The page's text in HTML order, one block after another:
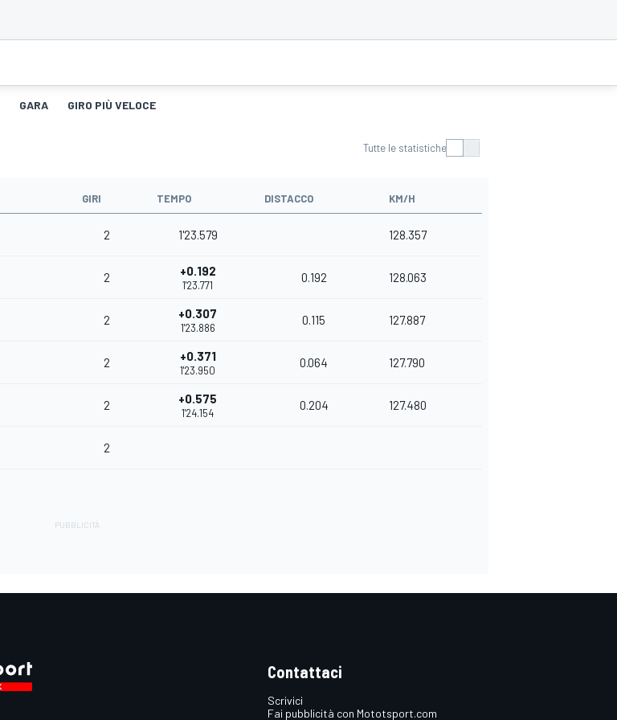
GARA GIRO PIÙ VELOCE
Tutte le statistiche
GIRI TEMPO DISTACCO KM/H
2 1'23.579 128.357
2 +0.192
1'23.771
0.192 128.063
2 +0.307
1'23.886
0.115 127.887
2 +0.371
1'23.950
0.064 127.790
2 +0.575
1'24.154
0.204 127.480
2
Contattaci
Scrivici
Fai pubblicità con Mototsport.com